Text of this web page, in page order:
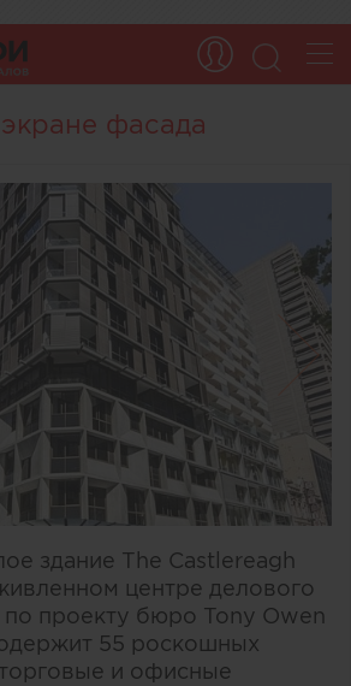
фасада
здание The Castlereagh
центре делового
проекту бюро Tony Owen
55 роскошных
и офисные